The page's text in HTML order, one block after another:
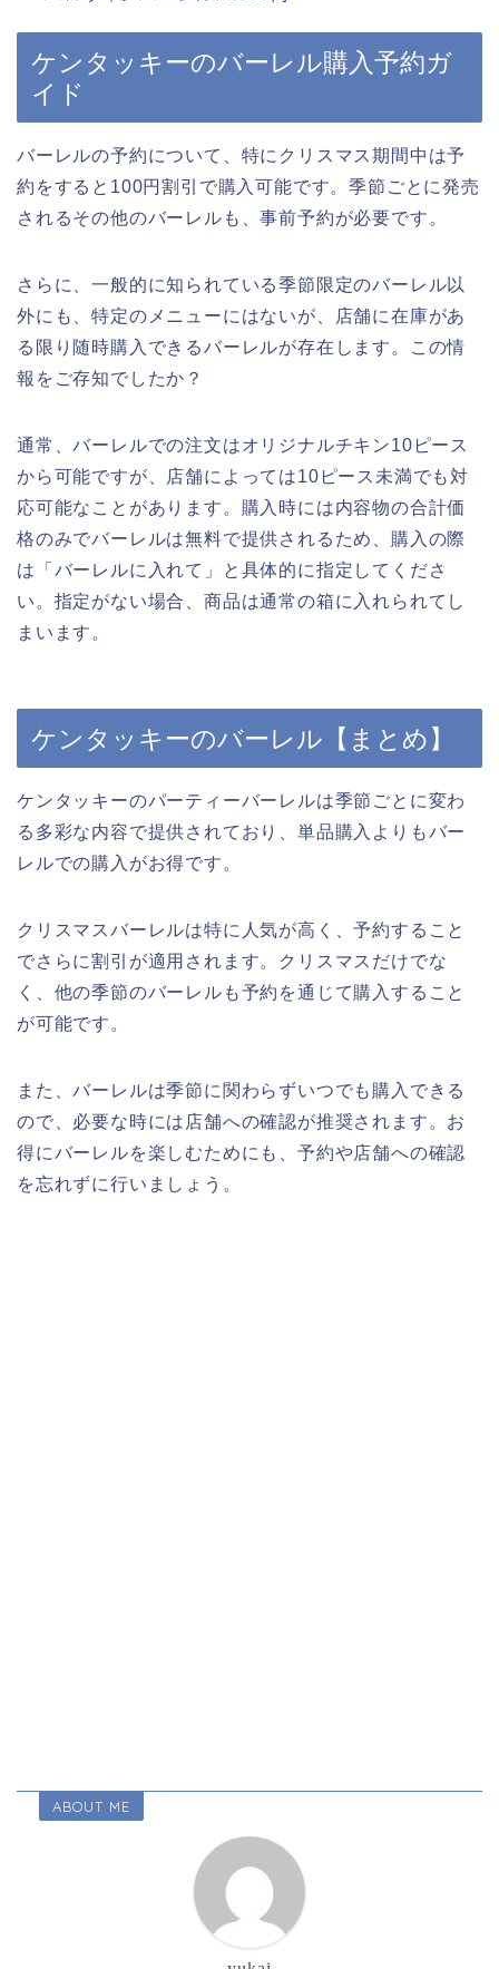
ケンタッキーのバーレル購入予約ガ
イド
バーレルの予約について、特にクリスマス期間中は予
約をすると100円割引で購入可能です。季節ごとに発売
されるその他のバーレルも、事前予約が必要です。
さらに、一般的に知られている季節限定のバーレル以
外にも、特定のメニューにはないが、店舗に在庫があ
る限り随時購入できるバーレルが存在します。この情
報をご存知でしたか？
通常、バーレルでの注文はオリジナルチキン10ピース
から可能ですが、店舗によっては10ピース未満でも対
応可能なことがあります。購入時には内容物の合計価
格のみでバーレルは無料で提供されるため、購入の際
は「バーレルに入れて」と具体的に指定してくださ
い。指定がない場合、商品は通常の箱に入れられてし
まいます。
ケンタッキーのバーレル【まとめ】
ケンタッキーのパーティーバーレルは季節ごとに変わ
る多彩な内容で提供されており、単品購入よりもバー
レルでの購入がお得です。
クリスマスバーレルは特に人気が高く、予約すること
でさらに割引が適用されます。クリスマスだけでな
く、他の季節のバーレルも予約を通じて購入すること
が可能です。
また、バーレルは季節に関わらずいつでも購入できる
ので、必要な時には店舗への確認が推奨されます。お
得にバーレルを楽しむためにも、予約や店舗への確認
を忘れずに行いましょう。
ABOUT ME